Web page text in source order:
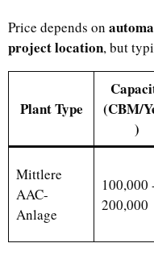
Price depends on
project location, but
Plant Type
(CBM/
)
Mittlere
AAC-
Anlage
100,000
200,000